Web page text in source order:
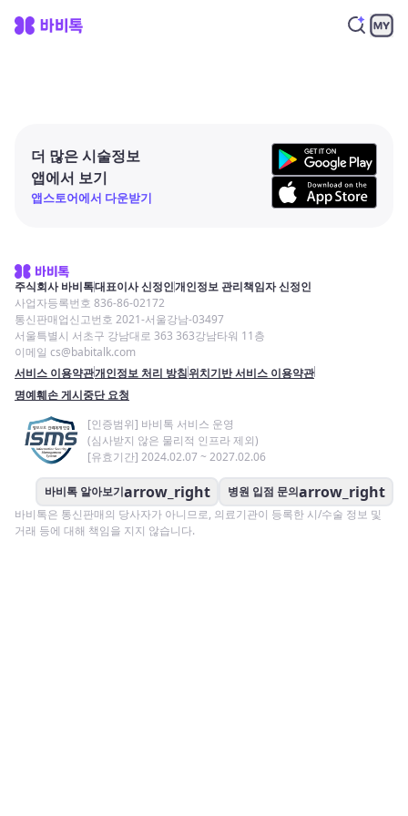
더 많은 시술정보
앱에서 보기
앱스토어에서 다운받기
주식회사 바비톡대표이사 신정인개인정보 관리책임자 신정인
사업자등록번호 836-86-02172
통신판매업신고번호 2021-서울강남-03497
서울특별시 서초구 강남대로 363 363강남타워 11층
이메일 cs@babitalk.com
서비스 이용약관개인정보 처리 방침위치기반 서비스 이용약관
명예훼손 게시중단 요청
[인증범위] 바비톡 서비스 운영
(심사받지 않은 물리적 인프라 제외)
[유효기간] 2024.02.07 ~ 2027.02.06
바비톡 알아보기arrow_right 병원 입점 문의arrow_right
바비톡은 통신판매의 당사자가 아니므로, 의료기관이 등록한 시/수술 정보 및
거래 등에 대해 책임을 지지 않습니다.